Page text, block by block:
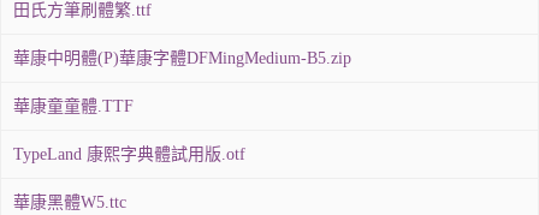
田氏方筆刷體繁.ttf
華康中明體(P)華康字體DFMingMedium-B5.zip
華康童童體.TTF
TypeLand 康熙字典體試用版.otf
華康黑體W5.ttc